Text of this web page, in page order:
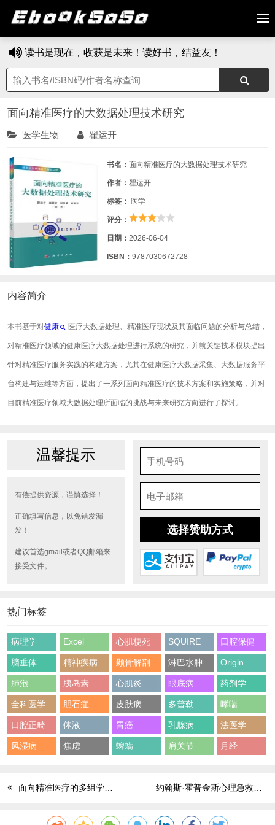
读书是现在，收获是未来！读好书，结益友！
面向精准医疗的大数据处理技术研究
医学生物 翟运开
书名： 面向精准医疗的大数据处理技术研究
作者： 翟运开
标签： 医学
评分：
日期： 2026-06-04
ISBN： 9787030672728
内容简介
本书基于对健康 医疗大数据处理、精准医疗现状及其面临问题的分析与总结，
对精准医疗领域的健康医疗大数据处理进行系统的研究，并就关键技术模块提出
针对精准医疗服务实践的构建方案，尤其在健康医疗大数据采集、大数据服务平
台构建与运维等方面，提出了一系列面向精准医疗的技术方案和实施策略，并对
目前精准医疗领域大数据处理所面临的挑战与未来研究方向进行了探讨。
温馨提示
有偿提供资源，谨慎选择！
正确填写信息，以免错发漏
发！
建议首选gmail或者QQ邮箱来
接受文件。
选择赞助方式
热门标签
病理学 Excel 心肌梗死 SQUIRE 口腔保健
脑垂体 精神疾病 颞骨解剖 淋巴水肿 Origin
肺泡 胰岛素 心肌炎 眼底病 药剂学
全科医学 胆石症 皮肤病 多普勒 哮喘
口腔正畸 体液 胃癌 乳腺病 法医学
风湿病 焦虑 蜱螨 肩关节 月经
面向精准医疗的多组学研究